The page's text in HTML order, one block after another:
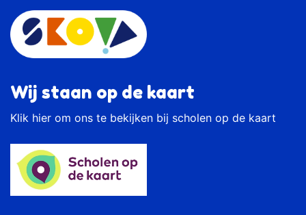
Wij staan op de kaart
Klik hier om ons te bekijken bij scholen op de kaart